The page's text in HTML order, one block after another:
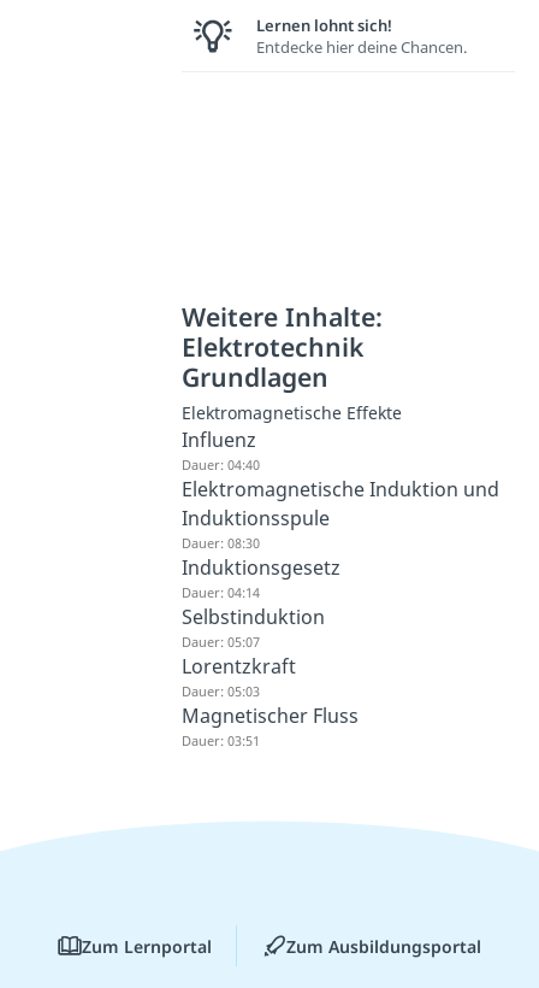
Lernen lohnt sich!
Entdecke hier deine Chancen.
Weitere Inhalte:
Elektrotechnik
Grundlagen
Elektromagnetische Effekte
Influenz
Dauer: 04:40
Elektromagnetische Induktion und
Induktionsspule
Dauer: 08:30
Induktionsgesetz
Dauer: 04:14
Selbstinduktion
Dauer: 05:07
Lorentzkraft
Dauer: 05:03
Magnetischer Fluss
Dauer: 03:51
Zum Lernportal Zum Ausbildungsportal